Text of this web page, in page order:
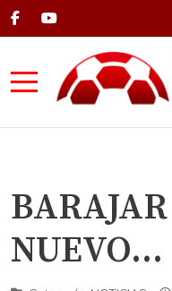
Mobile Menu Toggle
NUEVO...